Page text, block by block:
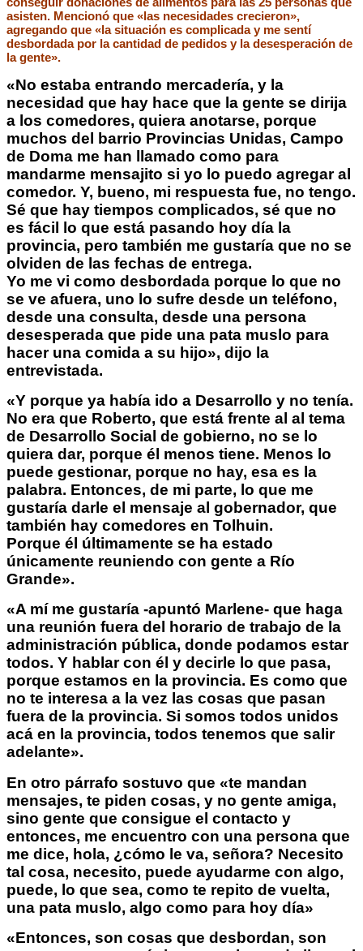
asisten. Mencionó que «las necesidades crecieron»,
agregando que «la situación es complicada y me sentí
desbordada por la cantidad de pedidos y la desesperación de
la gente».
«No estaba entrando mercadería, y la
necesidad que hay hace que la gente se dirija
a los comedores, quiera anotarse, porque
muchos del barrio Provincias Unidas, Campo
de Doma me han llamado como para
mandarme mensajito si yo lo puedo agregar al
comedor. Y, bueno, mi respuesta fue, no tengo.
Sé que hay tiempos complicados, sé que no
es fácil lo que está pasando hoy día la
provincia, pero también me gustaría que no se
olviden de las fechas de entrega.
Yo me vi como desbordada porque lo que no
se ve afuera, uno lo sufre desde un teléfono,
desde una consulta, desde una persona
desesperada que pide una pata muslo para
hacer una comida a su hijo», dijo la
entrevistada.
«Y porque ya había ido a Desarrollo y no tenía.
No era que Roberto, que está frente al al tema
de Desarrollo Social de gobierno, no se lo
quiera dar, porque él menos tiene. Menos lo
puede gestionar, porque no hay, esa es la
palabra. Entonces, de mi parte, lo que me
gustaría darle el mensaje al gobernador, que
también hay comedores en Tolhuin.
Porque él últimamente se ha estado
únicamente reuniendo con gente a Río
Grande».
«A mí me gustaría -apuntó Marlene- que haga
una reunión fuera del horario de trabajo de la
administración pública, donde podamos estar
todos. Y hablar con él y decirle lo que pasa,
porque estamos en la provincia. Es como que
no te interesa a la vez las cosas que pasan
fuera de la provincia. Si somos todos unidos
acá en la provincia, todos tenemos que salir
adelante».
En otro párrafo sostuvo que «te mandan
mensajes, te piden cosas, y no gente amiga,
sino gente que consigue el contacto y
entonces, me encuentro con una persona que
me dice, hola, ¿cómo le va, señora? Necesito
tal cosa, necesito, puede ayudarme con algo,
puede, lo que sea, como te repito de vuelta,
una pata muslo, algo como para hoy día»
«Entonces, son cosas que desbordan, son